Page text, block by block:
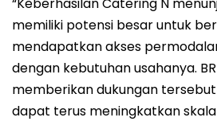
memiliki potensi besar untuk
mendapatkan akses
dengan kebutuhan usahanya.
memberikan dukungan
dapat terus meningkatkan skala